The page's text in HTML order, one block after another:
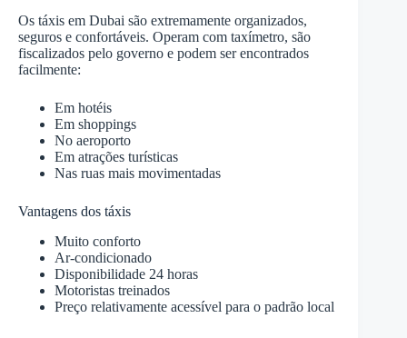
Os táxis em Dubai são extremamente organizados,
seguros e confortáveis. Operam com taxímetro, são
fiscalizados pelo governo e podem ser encontrados
facilmente:
Em hotéis
Em shoppings
No aeroporto
Em atrações turísticas
Nas ruas mais movimentadas
Vantagens dos táxis
Muito conforto
Ar-condicionado
Disponibilidade 24 horas
Motoristas treinados
Preço relativamente acessível para o padrão local